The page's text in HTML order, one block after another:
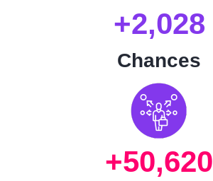
+2,028
Chances
+50,620